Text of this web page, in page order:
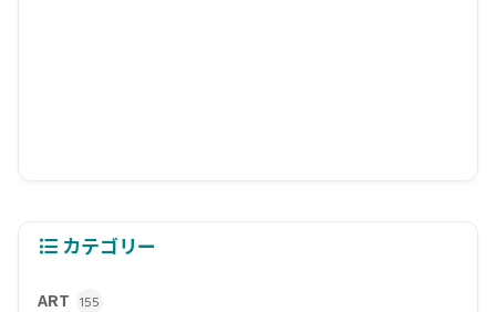
カテゴリー
ART 155